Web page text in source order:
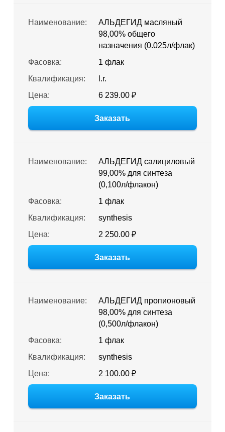
Наименование:
АЛЬДЕГИД масляный
98,00% общего
назначения (0.025л/флак)
Фасовка:
1 флак
Квалификация:
l.r.
Цена:
6 239.00 ₽
Заказать
Наименование:
АЛЬДЕГИД салициловый
99,00% для синтеза
(0,100л/флакон)
Фасовка:
1 флак
Квалификация:
synthesis
Цена:
2 250.00 ₽
Заказать
Наименование:
АЛЬДЕГИД пропионовый
98,00% для синтеза
(0,500л/флакон)
Фасовка:
1 флак
Квалификация:
synthesis
Цена:
2 100.00 ₽
Заказать